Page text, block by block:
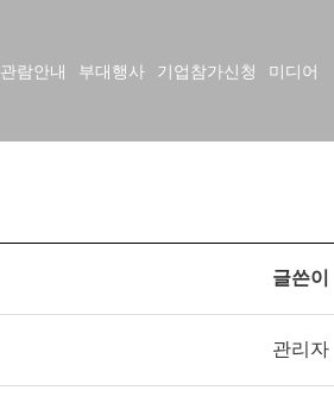
관람안내 부대행사 기업참가신청 미디어
글쓴이
관리자